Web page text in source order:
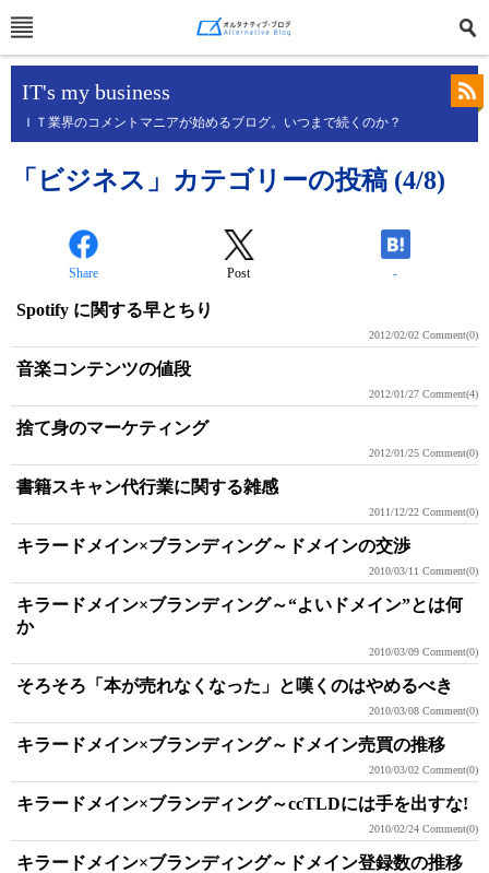
IT's my business
ＩＴ業界のコメントマニアが始めるブログ。いつまで続くのか？
「ビジネス」カテゴリーの投稿 (4/8)
Share Post -
Spotify に関する早とちり
2012/02/02 Comment(0)
音楽コンテンツの値段
2012/01/27 Comment(4)
捨て身のマーケティング
2012/01/25 Comment(0)
書籍スキャン代行業に関する雑感
2011/12/22 Comment(0)
キラードメイン×ブランディング～ドメインの交渉
2010/03/11 Comment(0)
キラードメイン×ブランディング～“よいドメイン”とは何
か
2010/03/09 Comment(0)
そろそろ「本が売れなくなった」と嘆くのはやめるべき
2010/03/08 Comment(0)
キラードメイン×ブランディング～ドメイン売買の推移
2010/03/02 Comment(0)
キラードメイン×ブランディング～ccTLDには手を出すな!
2010/02/24 Comment(0)
キラードメイン×ブランディング～ドメイン登録数の推移